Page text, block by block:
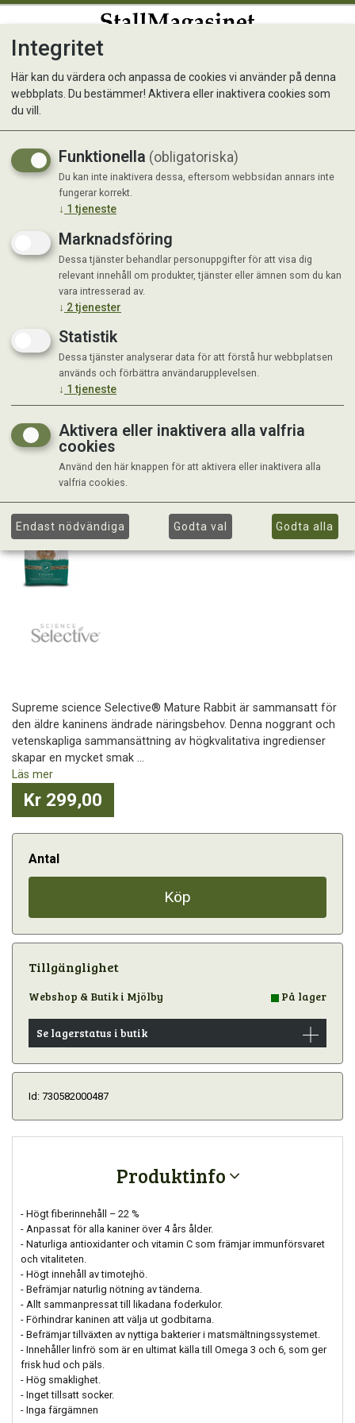
Selective Rabbit 4+ 3 kg
Supreme science Selective® Mature Rabbit är sammansatt för
den äldre kaninens ändrade näringsbehov. Denna noggrant och
vetenskapliga sammansättning av högkvalitativa ingredienser
skapar en mycket smak ...
Läs mer
Kr 299,00
Antal
Köp
Tillgänglighet
Webshop & Butik i Mjölby På lager
Se lagerstatus i butik
Id: 730582000487
Produktinfo
- Högt fiberinnehåll – 22 %
- Anpassat för alla kaniner över 4 års ålder.
- Naturliga antioxidanter och vitamin C som främjar immunförsvaret
och vitaliteten.
- Högt innehåll av timotejhö.
- Befrämjar naturlig nötning av tänderna.
- Allt sammanpressat till likadana foderkulor.
- Förhindrar kaninen att välja ut godbitarna.
- Befrämjar tillväxten av nyttiga bakterier i matsmältningssystemet.
- Innehåller linfrö som är en ultimat källa till Omega 3 och 6, som ger
frisk hud och päls.
- Hög smaklighet.
- Inget tillsatt socker.
- Inga färgämnen
Integritet
Här kan du värdera och anpassa de cookies vi använder på denna
webbplats. Du bestämmer! Aktivera eller inaktivera cookies som
du vill.
Funktionella (obligatoriska)
Du kan inte inaktivera dessa, eftersom webbsidan annars inte
fungerar korrekt.
↓ 1 tjeneste
Marknadsföring
Dessa tjänster behandlar personuppgifter för att visa dig
relevant innehåll om produkter, tjänster eller ämnen som du kan
vara intresserad av.
↓ 2tjenester
Statistik
Dessa tjänster analyserar data för att förstå hur webbplatsen
används och förbättra användarupplevelsen.
↓ 1 tjeneste
Aktivera eller inaktivera alla valfria
cookies
Använd den här knappen för att aktivera eller inaktivera alla
valfria cookies.
Endast nödvändiga Godta val Godta alla